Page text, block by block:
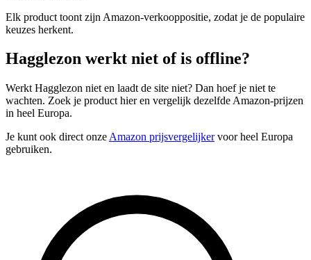
Elk product toont zijn Amazon-verkooppositie, zodat je de populaire
keuzes herkent.
Hagglezon werkt niet of is offline?
Werkt Hagglezon niet en laadt de site niet? Dan hoef je niet te
wachten. Zoek je product hier en vergelijk dezelfde Amazon-prijzen
in heel Europa.
Je kunt ook direct onze Amazon prijsvergelijkervoor heel Europa
gebruiken.